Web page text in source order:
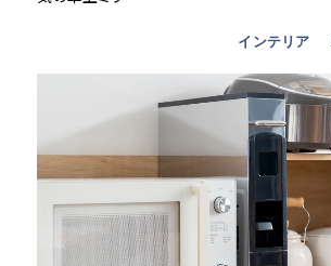
インテリア